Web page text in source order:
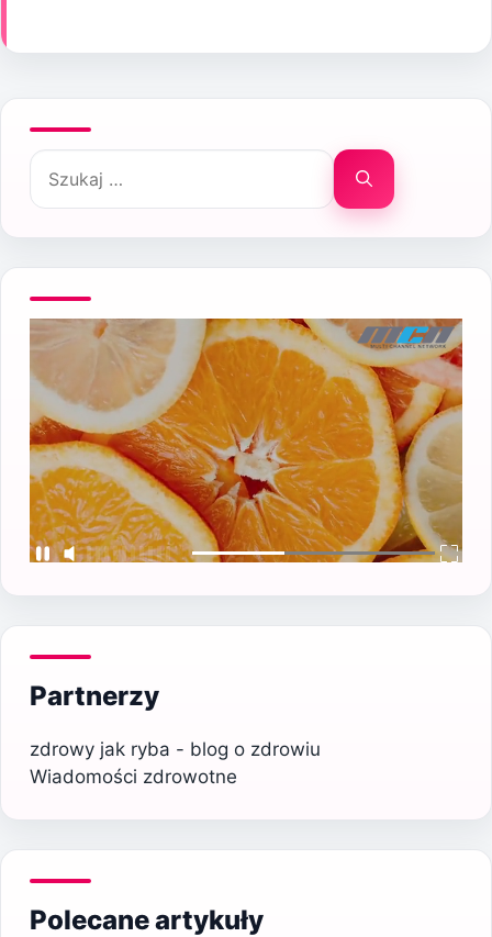
Szukaj:
Partnerzy
zdrowy jak ryba - blog o zdrowiu
Wiadomości zdrowotne
Polecane artykuły